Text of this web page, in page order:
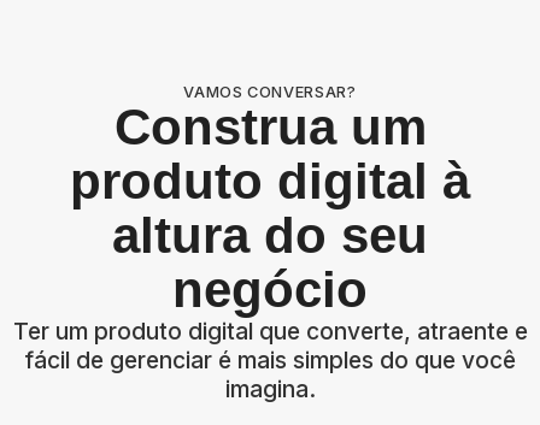
VAMOS CONVERSAR?
Construa um
produto digital à
altura do seu
negócio
Ter um produto digital que converte, atraente e
fácil de gerenciar é mais simples do que você
imagina.